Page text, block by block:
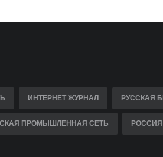
ИНТЕРНЕТ ЖУРНАЛ РУССКАЯ
ПРОМЫШЛЕННАЯ СЕТЬ